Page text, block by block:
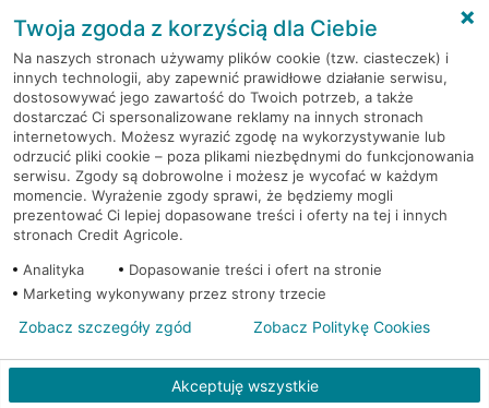
RODO
Regulamin serwisu
Mapa serwisu
PolitykaCookies
© 2026 Credit Agricole Bank Polska S.A. Wszelkie prawa zastrzeżone
Twoja zgoda z korzyścią dla Ciebie
Na naszych stronach używamy plików cookie (tzw. ciasteczek) i
innych technologii, aby zapewnić prawidłowe działanie serwisu,
dostosowywać jego zawartość do Twoich potrzeb, a także
dostarczać Ci spersonalizowane reklamy na innych stronach
internetowych. Możesz wyrazić zgodę na wykorzystywanie lub
odrzucić pliki cookie – poza plikami niezbędnymi do funkcjonowania
serwisu. Zgody są dobrowolne i możesz je wycofać w każdym
momencie. Wyrażenie zgody sprawi, że będziemy mogli
prezentować Ci lepiej dopasowane treści i oferty na tej i innych
stronach Credit Agricole.
Analityka
Dopasowanie treści i ofert na stronie
Marketing wykonywany przez strony trzecie
Akceptuję wszystkie
Zobacz szczegóły zgód Zobacz Politykę Cookies